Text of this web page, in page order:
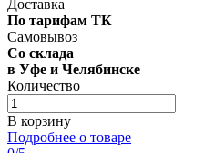
Доставка
По тарифам ТК
Самовывоз
Со склада
в Уфе и Челябинске
Количество
В корзину
Подробнее о товаре